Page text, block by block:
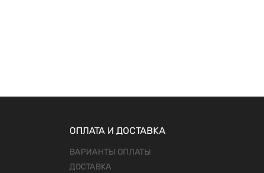
ОПЛАТА И ДОСТАВКА
ВАРИАНТЫ ОПЛАТЫ
ДОСТАВКА